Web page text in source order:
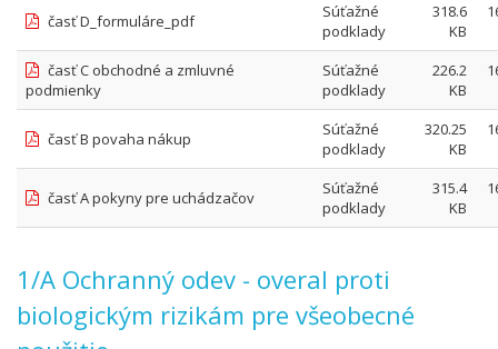
časť D_formuláre_pdf
Súťažné
podklady
318.6
KB
časť C obchodné a zmluvné
podmienky
Súťažné
podklady
226.2
KB
časť B povaha nákup
Súťažné
podklady
320.25
KB
časť A pokyny pre uchádzačov
Súťažné
podklady
315.4
KB
1/A Ochranný odev - overal proti
biologickým rizikám pre všeobecné